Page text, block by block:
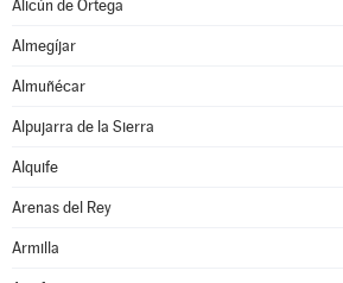
Alicún de Ortega
Almegíjar
Almuñécar
Alpujarra de la Sierra
Alquife
Arenas del Rey
Armilla